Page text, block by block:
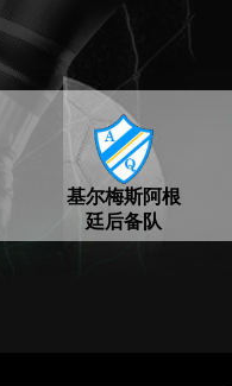
基尔梅斯阿根
廷后备队